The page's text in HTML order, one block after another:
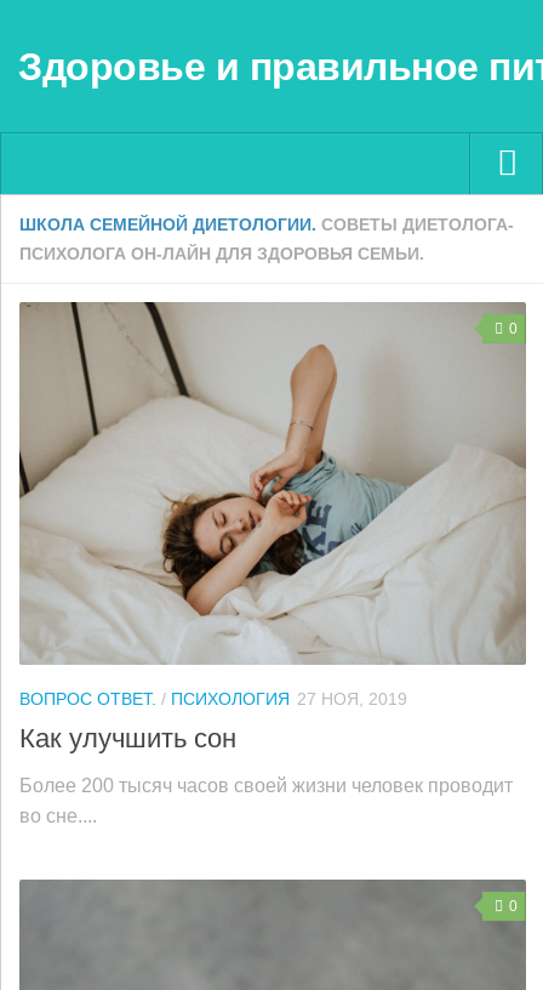
Здоровье и правильное
Menu ▼
ШКОЛА СЕМЕЙНОЙ ДИЕТОЛОГИИ. СОВЕТЫ ДИЕТОЛОГА-
ПСИХОЛОГА ОН-ЛАЙН ДЛЯ ЗДОРОВЬЯ СЕМЬИ.
0
ВОПРОС ОТВЕТ. / ПСИХОЛОГИЯ 27 НОЯ, 2019
Как улучшить сон
Более 200 тысяч часов своей жизни человек проводит
во сне....
0